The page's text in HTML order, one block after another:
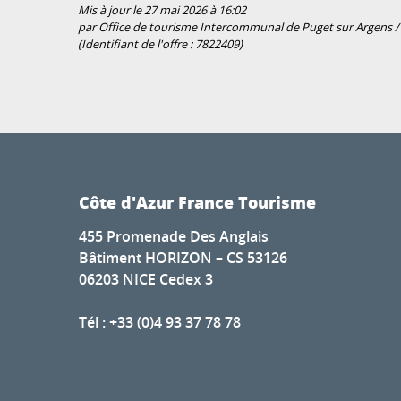
Mis à jour le 27 mai 2026 à 16:02
par Office de tourisme Intercommunal de Puget sur Argens /
(Identifiant de l'offre : 7822409)
Côte d'Azur France Tourisme
455 Promenade Des Anglais
Bâtiment HORIZON – CS 53126
06203 NICE Cedex 3
Tél : +33 (0)4 93 37 78 78